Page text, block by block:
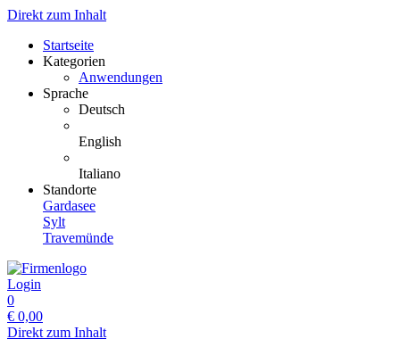
Direkt zum Inhalt
Startseite
Kategorien
Anwendungen
Sprache
Deutsch
English
Italiano
Standorte
Gardasee
Sylt
Travemünde
Login
0
€ 0,00
Direkt zum Inhalt